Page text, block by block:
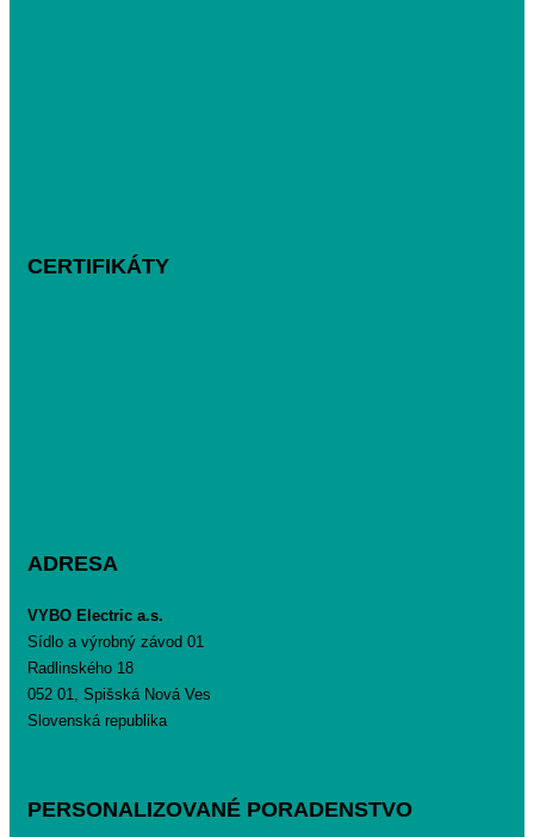
CERTIFIKÁTY
ADRESA
VYBO Electric a.s.
Sídlo a výrobný závod 01
Radlinského 18
052 01, Spišská Nová Ves
Slovenská republika
PERSONALIZOVANÉ PORADENSTVO